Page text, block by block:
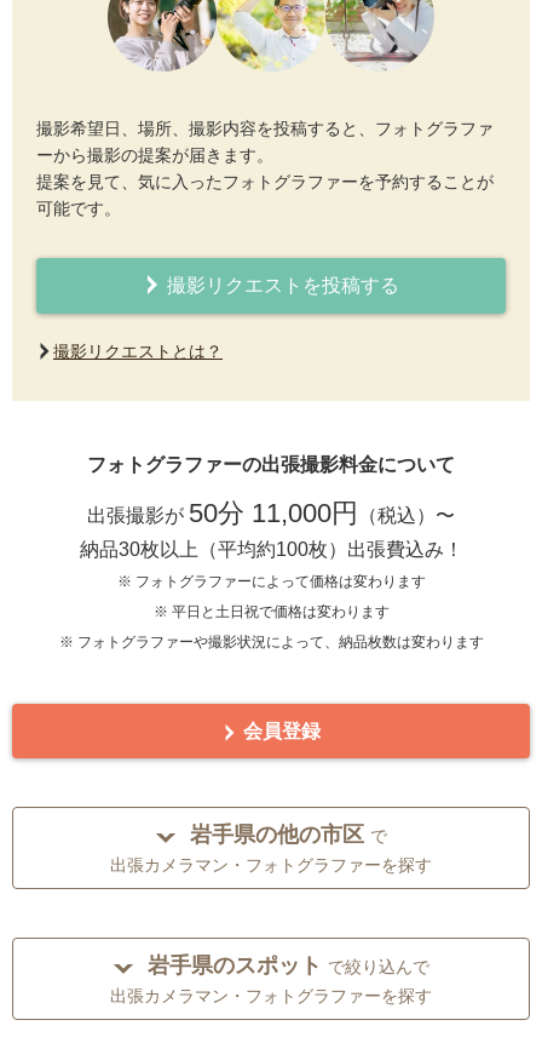
撮影希望日、場所、撮影内容を投稿すると、フォトグラファ
ーから撮影の提案が届きます。
提案を見て、気に入ったフォトグラファーを予約することが
可能です。
撮影リクエストを投稿する
撮影リクエストとは？
フォトグラファーの出張撮影料金について
出張撮影が 50分 11,000円
（税込）〜
納品30枚以上（平均約100枚）出張費込み！
※ フォトグラファーによって価格は変わります
※ 平日と土日祝で価格は変わります
※ フォトグラファーや撮影状況によって、納品枚数は変わります
会員登録
岩手県の他の市区 で
出張カメラマン・フォトグラファーを探す
岩手県のスポット で絞り込んで
出張カメラマン・フォトグラファーを探す